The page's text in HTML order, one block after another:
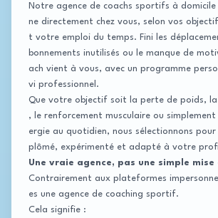
Notre agence de coachs sportifs à
ne directement chez vous, selon vos
t votre emploi du temps. Fini les
bonnements inutilisés ou le manque de
ach vient à vous, avec un programme
vi professionnel.
Que votre objectif soit la perte de poids,
, le renforcement musculaire ou simplement
ergie au quotidien, nous sélectionnons
plômé, expérimenté et adapté à votre
Une vraie agence, pas une simple
Contrairement aux plateformes
es une agence de coaching sportif.
Cela signifie :